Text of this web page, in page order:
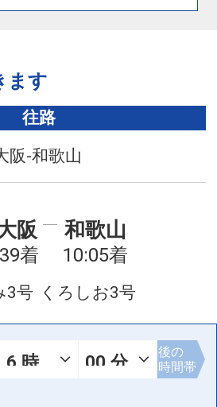
ます
往路
阪-和歌山
阪
着
和歌山
10:05着
3号 くろしお3号
後の
時間帯